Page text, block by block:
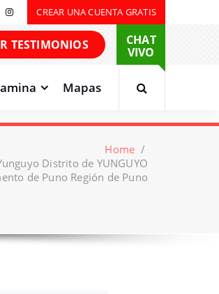
CREAR UNA CUENTA GRATIS
TESTIMONIOS
CHAT
VIVO
Mapas
Home /
Distrito de YUNGUYO
de Puno Región de Puno